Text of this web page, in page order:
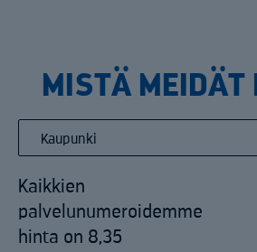
MISTÄ MEIDÄT
Kaikkien
palvelunumeroidemme
hinta on 8,35